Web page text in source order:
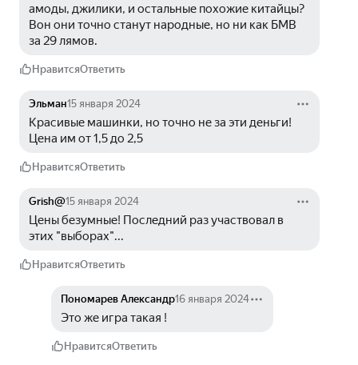
амоды, джилики, и остальные похожие китайцы?
Вон они точно станут народные, но ни как БМВ
за 29 лямов.
НравитсяОтветить
Эльман15 января 2024
Красивые машинки, но точно не за эти деньги!
Цена им от 1,5 до 2,5
НравитсяОтветить
Grish@15 января 2024
Цены безумные! Последний раз участвовал в
этих "выборах"...
НравитсяОтветить
Пономарев Александр16 января 2024
Это же игра такая !
НравитсяОтветить